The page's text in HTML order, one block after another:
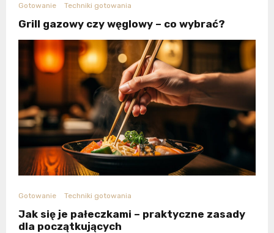
Gotowanie Techniki gotowania
Grill gazowy czy węglowy – co wybrać?
Gotowanie Techniki gotowania
Jak się je pałeczkami – praktyczne zasady
dla początkujących